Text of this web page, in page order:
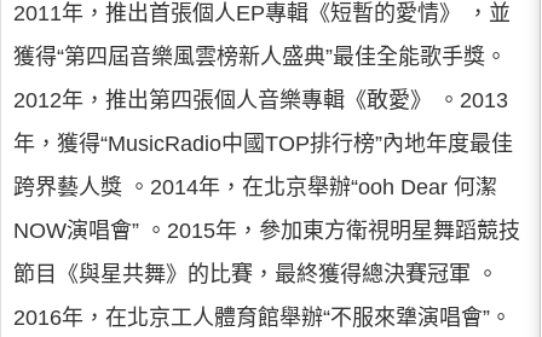
2011年，推出首張個人EP專輯《短暫的愛情》 ，並
獲得“第四屆音樂風雲榜新人盛典”最佳全能歌手獎。
2012年，推出第四張個人音樂專輯《敢愛》 。2013
年，獲得“MusicRadio中國TOP排行榜”內地年度最佳
跨界藝人獎 。2014年，在北京舉辦“ooh Dear 何潔
NOW演唱會” 。2015年，參加東方衛視明星舞蹈競技
節目《與星共舞》的比賽，最終獲得總決賽冠軍 。
2016年，在北京工人體育館舉辦“不服來犟演唱會”。